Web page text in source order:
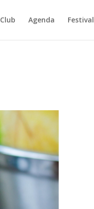
Club Agenda Festival